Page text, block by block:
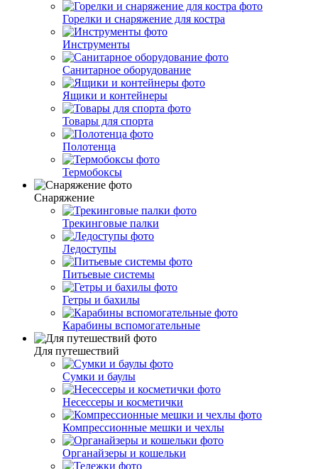
Горелки и снаряжение для костра
Инструменты
Санитарное оборудование
Ящики и контейнеры
Товары для спорта
Полотенца
Термобоксы
Снаряжение
Трекинговые палки
Ледоступы
Питьевые системы
Гетры и бахилы
Карабины вспомогательные
Для путешествий
Сумки и баулы
Несессеры и косметички
Компрессионные мешки и чехлы
Органайзеры и кошельки